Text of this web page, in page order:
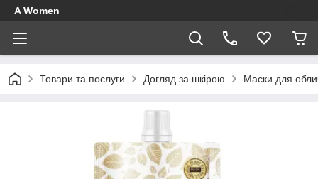
A Women
Товари та послуги Догляд за шкірою Маски для